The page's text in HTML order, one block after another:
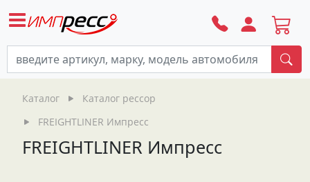
Каталог
Каталог рессор
FREIGHTLINER Импресс
FREIGHTLINER Импресс